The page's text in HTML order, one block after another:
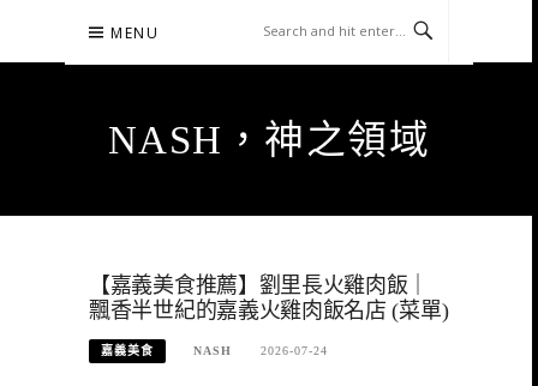
content
MENU
NASH，神之領域
【嘉義美食推薦】劉里長火雞肉飯｜
飄香半世紀的嘉義火雞肉飯名店 (菜單)
嘉義美食 NASH 2026-07-24